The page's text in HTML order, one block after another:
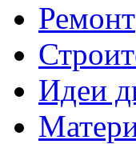
Ремонт
Идеи